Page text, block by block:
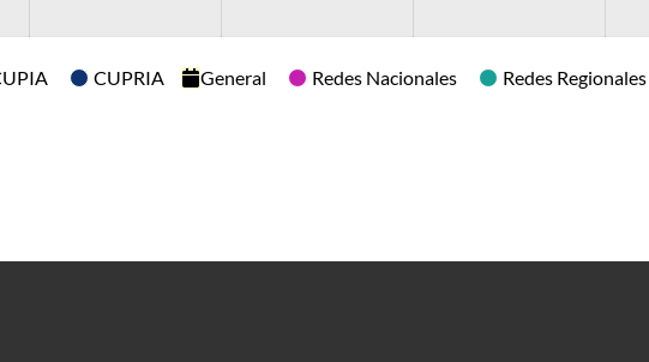
CUPRIA General Redes Nacionales Redes Regionales